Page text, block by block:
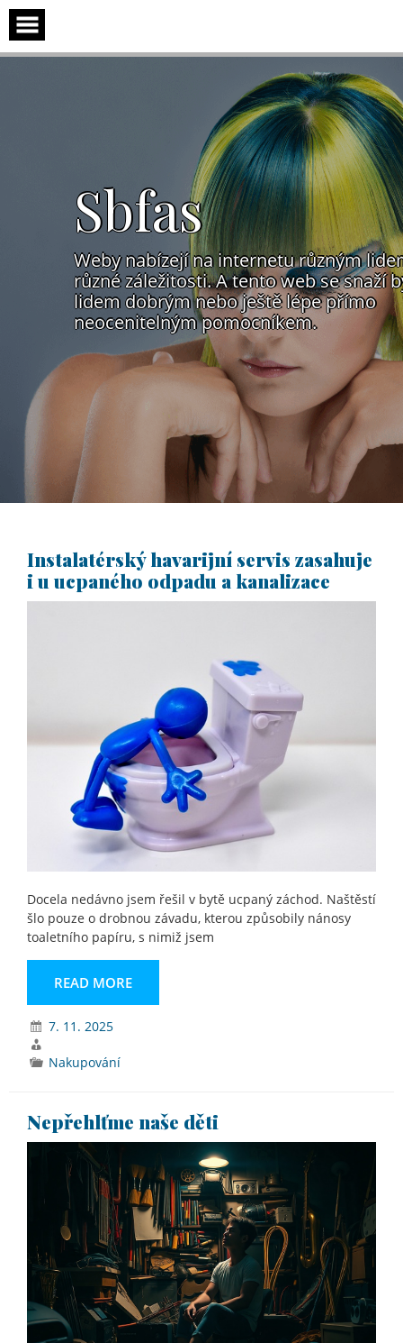
Skip
content
Sbfas
Weby nabízejí na internetu různým
různé záležitosti. A tento web se snaží
lidem dobrým nebo ještě lépe přímo
neocenitelným pomocníkem.
Instalatérský havarijní servis zasahuje
i u ucpaného odpadu a kanalizace
Docela nedávno jsem řešil v bytě ucpaný záchod. Naštěstí
šlo pouze o drobnou závadu, kterou způsobily nánosy
toaletního papíru, s nimiž jsem
READ MORE
7. 11. 2025
Nakupování
Nepřehlťme naše děti